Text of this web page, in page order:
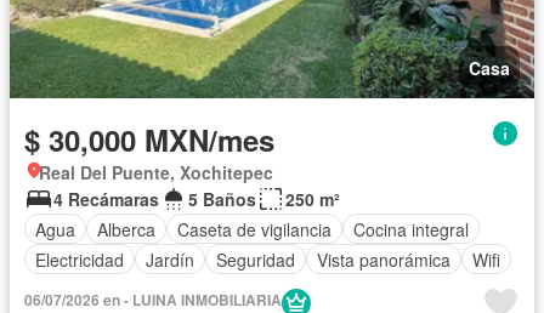
Casa
$ 30,000 MXN/mes
Real Del Puente, Xochitepec
4 Recámaras
5 Baños
250 m²
Agua
Alberca Caseta de vigilancia
Cocina integral
Electricidad
Jardín Seguridad Vista panorámica Wifi
06/07/2026 en - LUINA INMOBILIARIA